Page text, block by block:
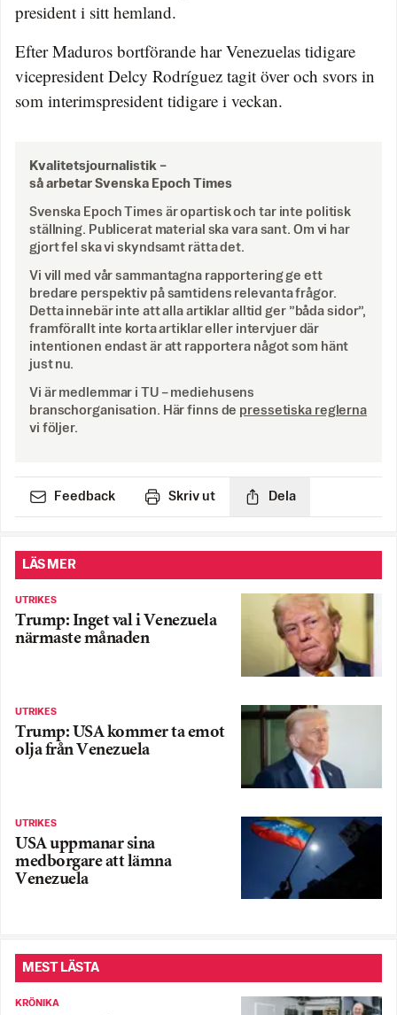
president i sitt hemland.
Efter Maduros bortförande har Venezuelas tidigare
vicepresident Delcy Rodríguez tagit över och svors in
som interimspresident tidigare i veckan.
Kvalitetsjournalistik –
så arbetar Svenska Epoch Times
Svenska Epoch Times är opartisk och tar inte politisk
ställning. Publicerat material ska vara sant. Om vi har
gjort fel ska vi skyndsamt rätta det.
Vi vill med vår sammantagna rapportering ge ett
bredare perspektiv på samtidens relevanta frågor.
Detta innebär inte att alla artiklar alltid ger ”båda sidor”,
framförallt inte korta artiklar eller intervjuer där
intentionen endast är att rapportera något som hänt
just nu.
Vi är medlemmar i TU – mediehusens
branschorganisation. Här finns de pressetiska reglerna
vi följer.
Feedback Skriv ut Dela
LÄS MER
UTRIKES
Trump: Inget val i Venezuela
närmaste månaden
UTRIKES
Trump: USA kommer ta emot
olja från Venezuela
UTRIKES
USA uppmanar sina
medborgare att lämna
Venezuela
MEST LÄSTA
KRÖNIKA